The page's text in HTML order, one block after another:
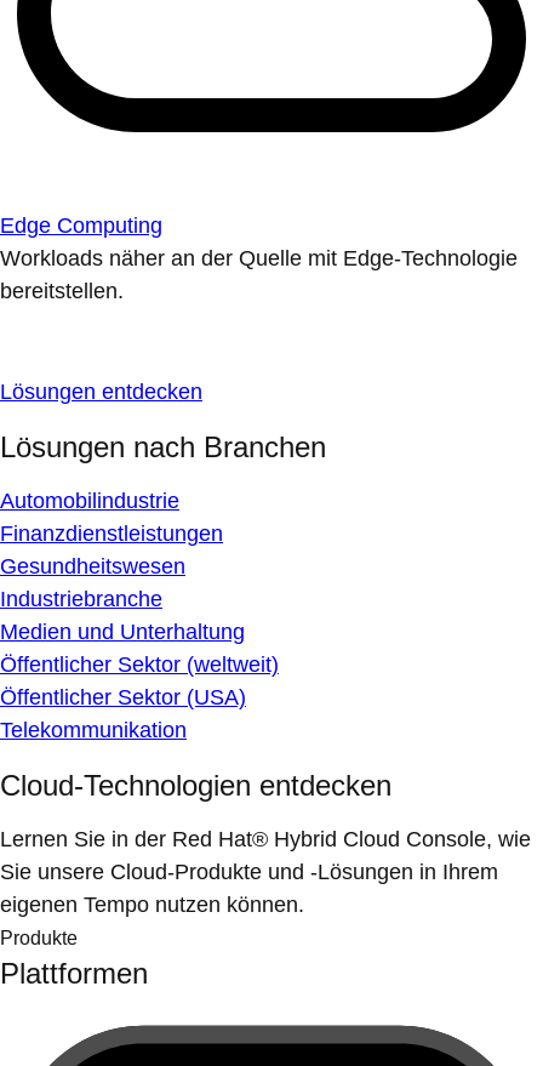
Edge Computing
Workloads näher an der Quelle mit Edge-Technologie
bereitstellen.
Lösungen entdecken
Lösungen nach Branchen
Automobilindustrie
Finanzdienstleistungen
Gesundheitswesen
Industriebranche
Medien und Unterhaltung
Öffentlicher Sektor (weltweit)
Öffentlicher Sektor (USA)
Telekommunikation
Cloud-Technologien entdecken
Lernen Sie in der Red Hat® Hybrid Cloud Console, wie
Sie unsere Cloud-Produkte und -Lösungen in Ihrem
eigenen Tempo nutzen können.
Produkte
Plattformen